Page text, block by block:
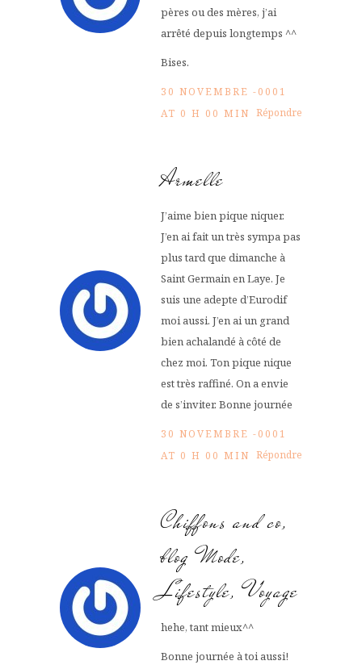
pères ou des mères, j’ai
arrêté depuis longtemps ^^
Bises.
30 NOVEMBRE -0001
AT 0 H 00 MIN Répondre
Armelle
J’aime bien pique niquer.
J’en ai fait un très sympa pas
plus tard que dimanche à
Saint Germain en Laye. Je
suis une adepte d’Eurodif
moi aussi. J’en ai un grand
bien achalandé à côté de
chez moi. Ton pique nique
est très raffiné. On a envie
de s’inviter. Bonne journée
30 NOVEMBRE -0001
AT 0 H 00 MIN Répondre
Chiffons and co,
blog Mode,
Lifestyle, Voyage
hehe, tant mieux^^
Bonne journée à toi aussi!